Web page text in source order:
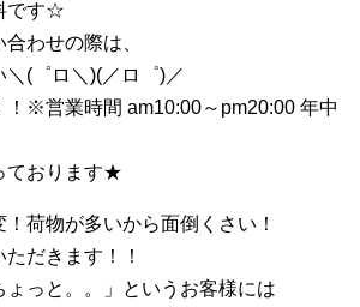
です☆
わせの際は、
(゜ロ＼)(／ロ゜)／
！※営業時間 am10:00～pm20:00 年中
ております★
荷物が多いから面倒くさい！
だきます！！
ょっと。。」というお客様には